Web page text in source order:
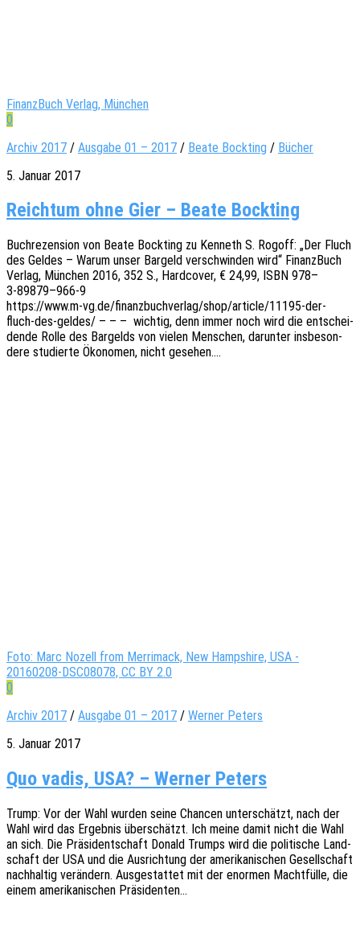
FinanzBuch Verlag, München
0
Archiv 2017 / Ausgabe 01 – 2017 / Beate Bockting / Bücher
5. Januar 2017
Reichtum ohne Gier – Beate Bockting
Buch­re­zen­si­on von Beate Bock­ting zu Kenneth S. Rogoff: „Der Fluch
des Geldes – Warum unser Bargeld verschwin­den wird“ Finanz­Buch
Verlag, München 2016, 352 S., Hard­co­ver, € 24,99, ISBN 978–
3‑89879–966‑9
https://www.m‑vg.de/finanzbuchverlag/shop/article/11195-der-
fluch-des-geldes/ – – – wich­tig, denn immer noch wird die entschei­
den­de Rolle des Bargelds von vielen Menschen, darun­ter insbe­son­
de­re studier­te Ökono­men, nicht gesehen.…
Foto: Marc Nozell from Merrimack, New Hampshire, USA -
20160208-DSC08078, CC BY 2.0
0
Archiv 2017 / Ausgabe 01 – 2017 / Werner Peters
5. Januar 2017
Quo vadis, USA? – Werner Peters
Trump: Vor der Wahl wurden seine Chan­cen unter­schätzt, nach der
Wahl wird das Ergeb­nis über­schätzt. Ich meine damit nicht die Wahl
an sich. Die Präsi­dent­schaft Donald Trumps wird die poli­ti­sche Land­
schaft der USA und die Ausrich­tung der ameri­ka­ni­schen Gesell­schaft
nach­hal­tig verän­dern. Ausge­stat­tet mit der enor­men Macht­fül­le, die
einem ameri­ka­ni­schen Präsidenten…